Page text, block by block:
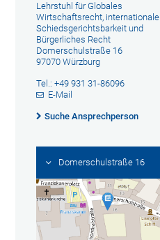
Lehrstuhl für Globales
Wirtschaftsrecht, internationale
Schiedsgerichtsbarkeit und
Bürgerliches Recht
Domerschulstraße 16
97070 Würzburg
Tel.: +49 931 31-86096
E-Mail
Suche Ansprechperson
Domerschulstraße 16